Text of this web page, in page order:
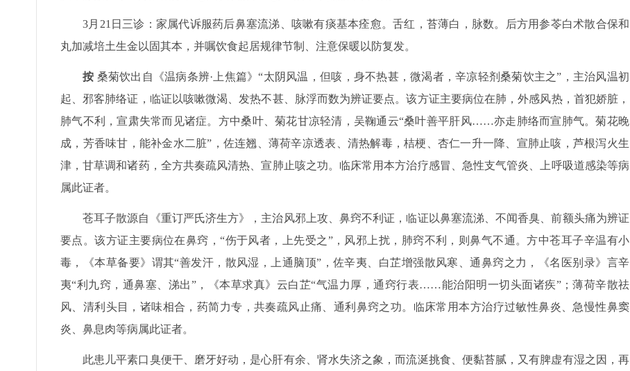
3月21日三诊：家属代诉服药后鼻塞流涕、咳嗽有痰基本痊愈。舌红，苔薄白，脉数。后方用参苓白术散合保和
丸加减培土生金以固其本，并嘱饮食起居规律节制、注意保暖以防复发。
按 桑菊饮出自《温病条辨·上焦篇》“太阴风温，但咳，身不热甚，微渴者，辛凉轻剂桑菊饮主之”，主治风温初
起、邪客肺络证，临证以咳嗽微渴、发热不甚、脉浮而数为辨证要点。该方证主要病位在肺，外感风热，首犯娇脏，
肺气不利，宣肃失常而见诸症。方中桑叶、菊花甘凉轻清，吴鞠通云“桑叶善平肝风……亦走肺络而宣肺气。菊花晚
成，芳香味甘，能补金水二脏”，佐连翘、薄荷辛凉透表、清热解毒，桔梗、杏仁一升一降、宣肺止咳，芦根泻火生
津，甘草调和诸药，全方共奏疏风清热、宣肺止咳之功。临床常用本方治疗感冒、急性支气管炎、上呼吸道感染等病
属此证者。
苍耳子散源自《重订严氏济生方》，主治风邪上攻、鼻窍不利证，临证以鼻塞流涕、不闻香臭、前额头痛为辨证
要点。该方证主要病位在鼻窍，“伤于风者，上先受之”，风邪上扰，肺窍不利，则鼻气不通。方中苍耳子辛温有小
毒，《本草备要》谓其“善发汗，散风湿，上通脑顶”，佐辛夷、白芷增强散风寒、通鼻窍之力，《名医别录》言辛
夷“利九窍，通鼻塞、涕出”，《本草求真》云白芷“气温力厚，通窍行表……能治阳明一切头面诸疾”；薄荷辛散祛
风、清利头目，诸味相合，药简力专，共奏疏风止痛、通利鼻窍之功。临床常用本方治疗过敏性鼻炎、急慢性鼻窦
炎、鼻息肉等病属此证者。
此患儿平素口臭便干、磨牙好动，是心肝有余、肾水失济之象，而流涎挑食、便黏苔腻，又有脾虚有湿之因，再